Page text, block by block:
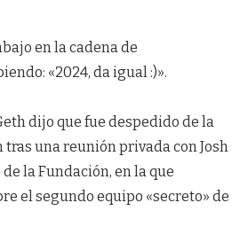
en la cadena de
«2024, da igual :)».
dijo que fue despedido de la
una reunión privada con Josh
la Fundación, en la que
el segundo equipo «secreto» de